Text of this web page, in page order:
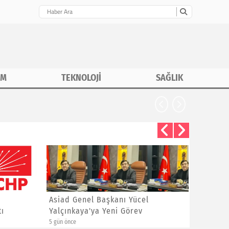
TEKNOLOJİ SAĞLIK
Asiad Genel Başkanı Yücel
Yalçınkaya'ya Yeni Görev
5 gün önce